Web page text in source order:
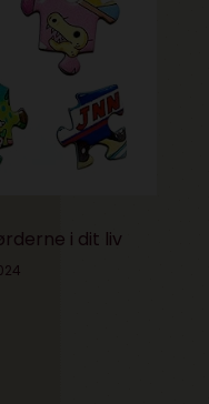
i dit liv